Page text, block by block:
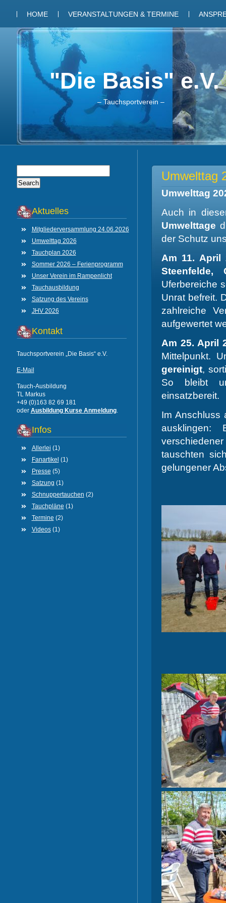
HOME VERANSTALTUNGEN & TERMINE
"Die Basis" e.V.
– Tauchsportverein –
Aktuelles
Mitgliederversammlung 24.06.2026
Umwelttag 2026
Tauchplan 2026
Sommer 2026 – Ferienprogramm
Unser Verein im Rampenlicht
Tauchausbildung
Satzung des Vereins
JHV 2026
Kontakt
Tauchsportverein „Die Basis“ e.V.
E-Mail
Tauch-Ausbildung
TL Markus
+49 (0)163 82 69 181
oder Ausbildung Kurse Anmeldung.
Infos
Allerlei (1)
Fanartikel (1)
Presse (5)
Satzung (1)
Schnuppertauchen (2)
Tauchpläne (1)
Termine (2)
Videos(1)
Umwelttag
Umwelttag
Auch in
Umwelttage
der Schutz
Am 11. April
Steenfelde,
Uferbereiche
Unrat befreit.
zahlreiche
aufgewertet
Am 25. April
Mittelpunkt.
gereinigt,
So bleibt
einsatzbereit.
Im Anschluss
tauschten
gelungener